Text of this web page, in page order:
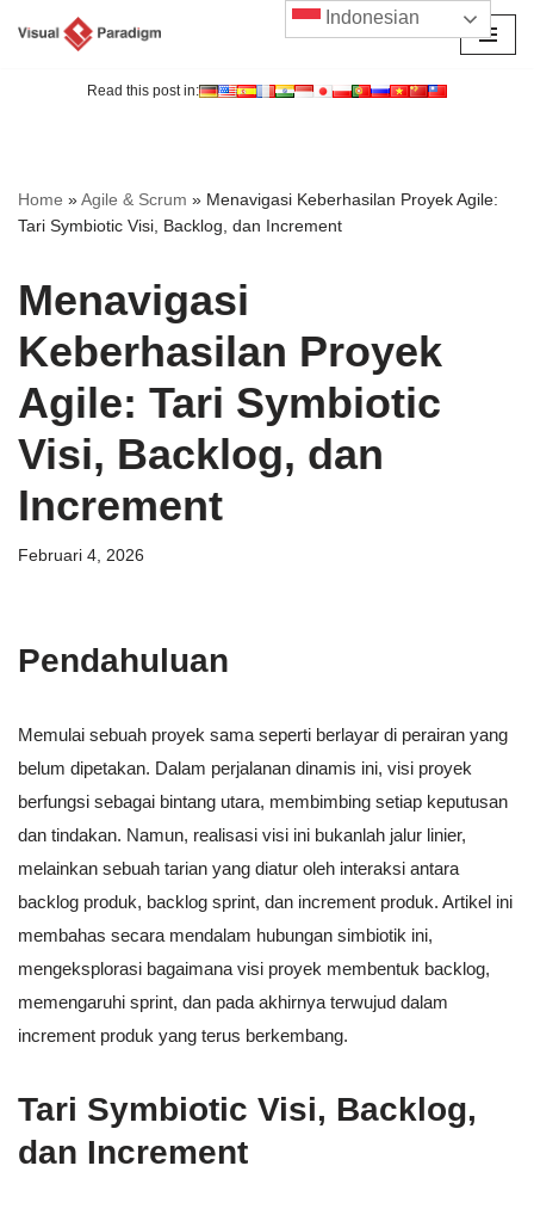
Read this post in:
Home »Agile & Scrum » Menavigasi Keberhasilan Proyek Agile:
Tari Symbiotic Visi, Backlog, dan Increment
Menavigasi
Keberhasilan Proyek
Agile: Tari Symbiotic
Visi, Backlog, dan
Increment
Februari 4, 2026
Pendahuluan
Memulai sebuah proyek sama seperti berlayar di perairan yang
belum dipetakan. Dalam perjalanan dinamis ini, visi proyek
berfungsi sebagai bintang utara, membimbing setiap keputusan
dan tindakan. Namun, realisasi visi ini bukanlah jalur linier,
melainkan sebuah tarian yang diatur oleh interaksi antara
backlog produk, backlog sprint, dan increment produk. Artikel ini
membahas secara mendalam hubungan simbiotik ini,
mengeksplorasi bagaimana visi proyek membentuk backlog,
memengaruhi sprint, dan pada akhirnya terwujud dalam
increment produk yang terus berkembang.
Tari Symbiotic Visi, Backlog,
dan Increment
Indonesian